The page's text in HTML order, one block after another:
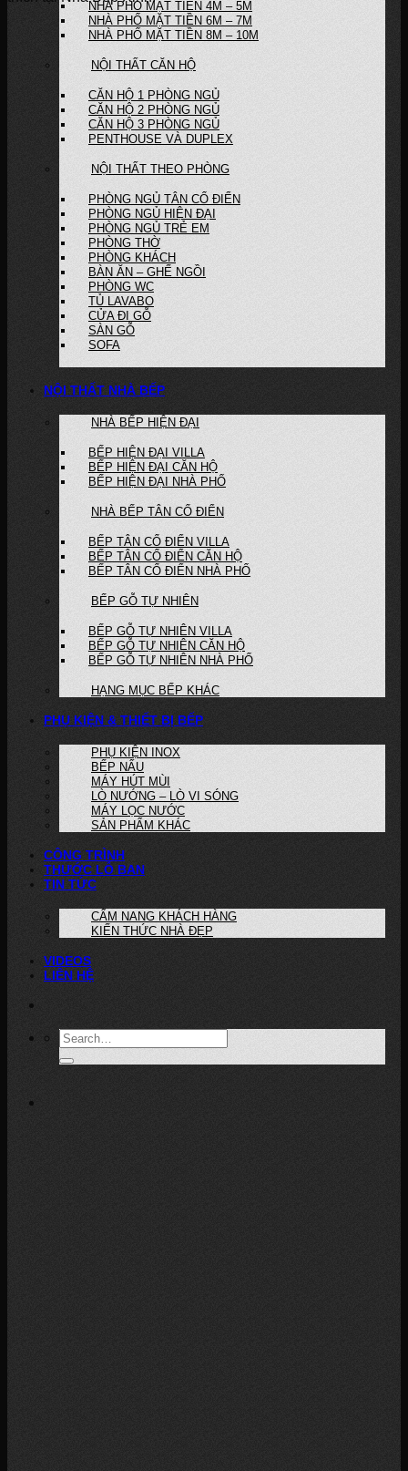
NHÀ PHỐ MẶT TIỀN 4M – 5M
NHÀ PHỐ MẶT TIỀN 6M – 7M
NHÀ PHỐ MẶT TIỀN 8M – 10M
NỘI THẤT CĂN HỘ
CĂN HỘ 1 PHÒNG NGỦ
CĂN HỘ 2 PHÒNG NGỦ
CĂN HỘ 3 PHÒNG NGỦ
PENTHOUSE VÀ DUPLEX
NỘI THẤT THEO PHÒNG
PHÒNG NGỦ TÂN CỔ ĐIỂN
PHÒNG NGỦ HIỆN ĐẠI
PHÒNG NGỦ TRẺ EM
PHÒNG THỜ
PHÒNG KHÁCH
BÀN ĂN – GHẾ NGỒI
PHÒNG WC
TỦ LAVABO
CỬA ĐI GỖ
SÀN GỖ
SOFA
NỘI THẤT NHÀ BẾP
NHÀ BẾP HIỆN ĐẠI
BẾP HIỆN ĐẠI VILLA
BẾP HIỆN ĐẠI CĂN HỘ
BẾP HIỆN ĐẠI NHÀ PHỐ
NHÀ BẾP TÂN CỔ ĐIỂN
BẾP TÂN CỔ ĐIỂN VILLA
BẾP TÂN CỔ ĐIỂN CĂN HỘ
BẾP TÂN CỔ ĐIỂN NHÀ PHỐ
BẾP GỖ TỰ NHIÊN
BẾP GỖ TỰ NHIÊN VILLA
BẾP GỖ TỰ NHIÊN CĂN HỘ
BẾP GỖ TỰ NHIÊN NHÀ PHỐ
HẠNG MỤC BẾP KHÁC
PHỤ KIỆN & THIẾT BỊ BẾP
PHỤ KIỆN INOX
BẾP NẤU
MÁY HÚT MÙI
LÒ NƯỚNG – LÒ VI SÓNG
MÁY LỌC NƯỚC
SẢN PHẨM KHÁC
CÔNG TRÌNH
THƯỚC LỖ BAN
TIN TỨC
CẨM NANG KHÁCH HÀNG
KIẾN THỨC NHÀ ĐẸP
VIDEOS
LIÊN HỆ